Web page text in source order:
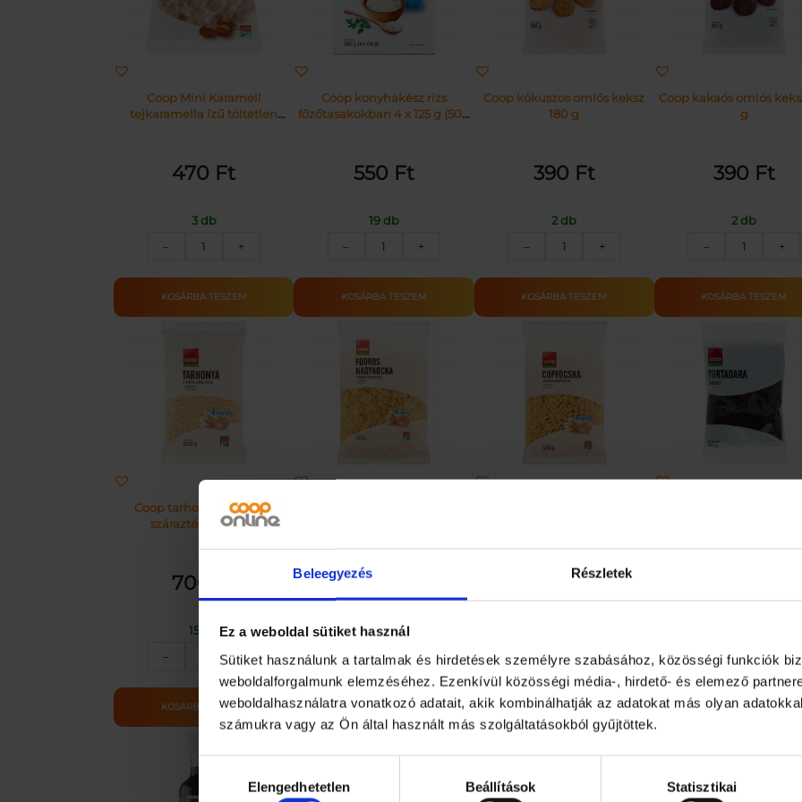
Beleegyezés Részletek
Ez a weboldal sütiket használ
Sütiket használunk a tartalmak és hirdetések személyre szabásához, közösségi funkciók
weboldalforgalmunk elemzéséhez. Ezenkívül közösségi média-, hirdető- és elemező
weboldalhasználatra vonatkozó adatait, akik kombinálhatják az adatokat más olyan
számukra vagy az Ön által használt más szolgáltatásokból gyűjtöttek.
Hozzájárulás
kiválasztásaElengedhetetlen Beállítások Statisztikai
Coop Mini Karamell
tejkaramella ízű töltetlen
470 Ft
3 db
–
COOP
CUKOR
KARAMELL
+
KOSÁRBA TESZEM
Coop konyhakész rizs
főzőtasakokban 4 x 125 g (500
550 Ft
19 db
–
COOP
KONYHAKÉSZ
4X125G
+
KOSÁRBA TESZEM
Coop kókuszos omlós keksz
180 g
390 Ft
2 db
–
COOP
OMLÓS
KEKSZ
+
KOSÁRBA TESZEM
Cоор kakaós omlós
g
390 Ft
2 db
–
COOP
OMLÓS
KEKSZ
+
KOSÁRBA TESZEM
Coop tarhonya 4 tojásos
száraztészta 500 g
700
15 db
–
4TOJ.SZÁRAZTÉSZTA
TARHONYA
500G
mennyiség
+
KOSÁRBA TESZEM
700
13 db
–
4TOJ.SZÁRAZTÉSZTA
F.NAGYKOCKA
500G
mennyiség
+
KOSÁRBA TESZEM
700Ft
–
4TOJ.SZÁRAZTÉSZTA
COPFOCSKA
500G
mennyiség
+
KOSÁRBA TESZEM
–
KAKAÓS
80G
+
KOSÁRBA TESZEM